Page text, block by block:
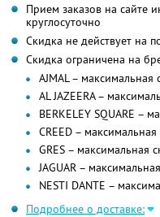
Прием заказов на сайте
круглосуточно
Скидка не действует на
Скидка ограничена на
AJMAL – максимальная
AL JAZEERA –
BERKELEY SQUARE –
CREED –
GRES – максимальная
JAGUAR –
NESTI DANTE –
Подробнее о доставке: